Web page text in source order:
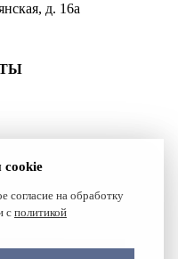
д. 16а
Reset
cookie
согласие на обработку
с политикой